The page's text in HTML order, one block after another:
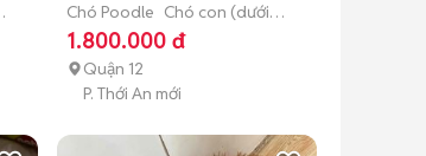
Chó Poodle Chó con (dưới 3
tháng tuổi)
1.800.000 đ
Quận 12
P. Thới An mới